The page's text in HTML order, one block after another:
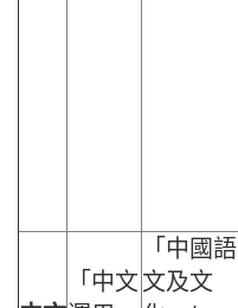
「中文
「中國語
文及文